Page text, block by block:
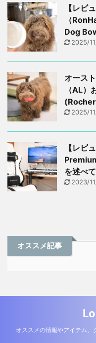
【レビ
（
Dog
2025/
オース
（AL
2025/
【レビ
を述べ
2023/
オススメ記事
オススメの情報やアイテム、